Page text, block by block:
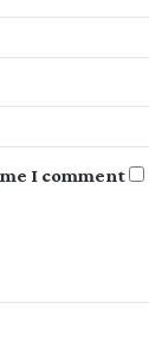
I comment.